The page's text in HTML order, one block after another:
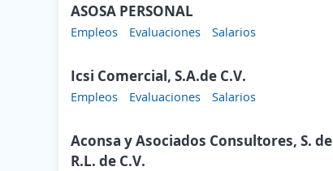
ASOSA PERSONAL
Empleos Evaluaciones Salarios
Icsi Comercial, S.A.de C.V.
Empleos Evaluaciones Salarios
Aconsa y Asociados Consultores, S. de
R.L. de C.V.